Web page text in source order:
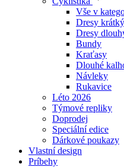
Vše v
Dresy
Dresy
Bundy
Kraťasy
Dlouhé
Návleky
Rukavice
Léto 2026
Týmové repliky
Doprodej
Speciální edice
Dárkové poukazy
Vlastní design
Príbehy